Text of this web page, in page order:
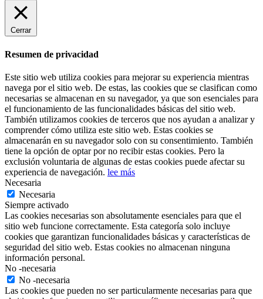
Cerrar
Resumen de privacidad
Este sitio web utiliza cookies para mejorar su experiencia mientras
navega por el sitio web. De estas, las cookies que se clasifican como
necesarias se almacenan en su navegador, ya que son esenciales para
el funcionamiento de las funcionalidades básicas del sitio web.
También utilizamos cookies de terceros que nos ayudan a analizar y
comprender cómo utiliza este sitio web. Estas cookies se
almacenarán en su navegador solo con su consentimiento. También
tiene la opción de optar por no recibir estas cookies. Pero la
exclusión voluntaria de algunas de estas cookies puede afectar su
experiencia de navegación. lee más
Necesaria
Necesaria
Siempre activado
Las cookies necesarias son absolutamente esenciales para que el
sitio web funcione correctamente. Esta categoría solo incluye
cookies que garantizan funcionalidades básicas y características de
seguridad del sitio web. Estas cookies no almacenan ninguna
información personal.
No -necesaria
No -necesaria
Las cookies que pueden no ser particularmente necesarias para que